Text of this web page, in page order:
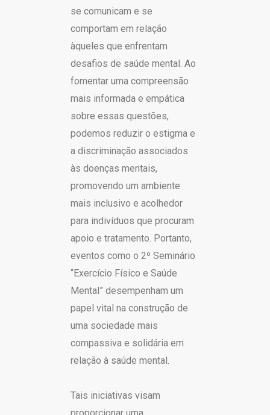
se comunicam e se
comportam em relação
àqueles que enfrentam
desafios de saúde mental. Ao
fomentar uma compreensão
mais informada e empática
sobre essas questões,
podemos reduzir o estigma e
a discriminação associados
às doenças mentais,
promovendo um ambiente
mais inclusivo e acolhedor
para indivíduos que procuram
apoio e tratamento. Portanto,
eventos como o 2º Seminário
“Exercício Físico e Saúde
Mental” desempenham um
papel vital na construção de
uma sociedade mais
compassiva e solidária em
relação à saúde mental.
Tais iniciativas visam
proporcionar uma